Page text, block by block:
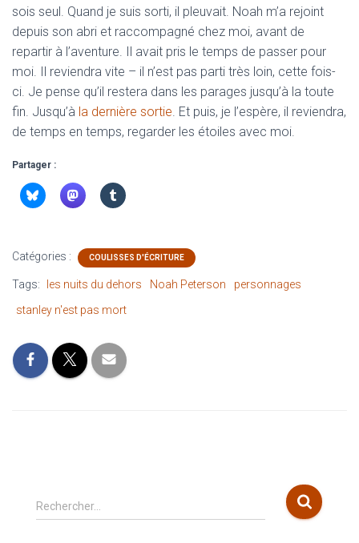
sois seul. Quand je suis sorti, il pleuvait. Noah m’a rejoint
depuis son abri et raccompagné chez moi, avant de
repartir à l’aventure. Il avait pris le temps de passer pour
moi. Il reviendra vite – il n’est pas parti très loin, cette fois-
ci. Je pense qu’il restera dans les parages jusqu’à la toute
fin. Jusqu’à la dernière sortie. Et puis, je l’espère, il reviendra,
de temps en temps, regarder les étoiles avec moi.
Partager :
Catégories : COULISSES D'ÉCRITURE
Tags: les nuits du dehors Noah Peterson
personnages
stanley n'est pas mort
R
e
Rechercher…